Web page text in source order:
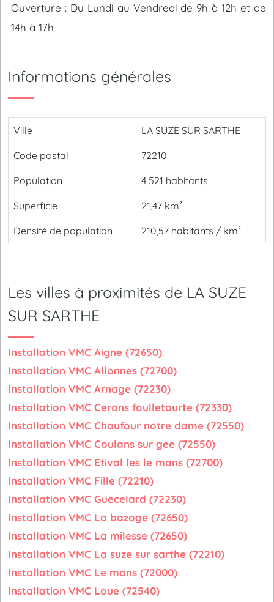
Ouverture : Du Lundi au Vendredi de 9h à 12h et de
14h à 17h
Informations générales
Ville LA SUZE SUR SARTHE
Code postal 72210
Population 4 521 habitants
Superficie 21,47 km²
Densité de population 210,57 habitants / km²
Les villes à proximités de LA SUZE
SUR SARTHE
Installation VMC Aigne (72650)
Installation VMC Allonnes (72700)
Installation VMC Arnage (72230)
Installation VMC Cerans foulletourte (72330)
Installation VMC Chaufour notre dame (72550)
Installation VMC Coulans sur gee (72550)
Installation VMC Etival les le mans (72700)
Installation VMC Fille (72210)
Installation VMC Guecelard (72230)
Installation VMC La bazoge (72650)
Installation VMC La milesse (72650)
Installation VMC La suze sur sarthe (72210)
Installation VMC Le mans (72000)
Installation VMC Loue (72540)